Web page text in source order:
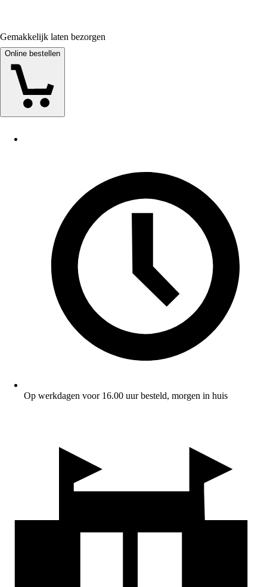
Gemakkelijk laten bezorgen
Online bestellen
Op werkdagen voor 16.00 uur besteld, morgen in huis